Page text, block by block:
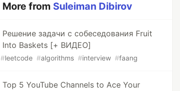
More from Suleiman Dibirov
Решение задачи с собеседования Fruit
Into Baskets [+ ВИДЕО]
#leetcode #algorithms #interview #faang
Top 5 YouTube Channels to Ace Your